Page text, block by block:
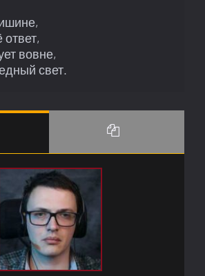
ответ,
вовне,
свет.